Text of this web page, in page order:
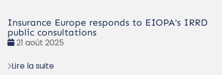
Insurance Europe responds to EIOPA's IRRD
public consultations
Date
21 août 2025
Lire la suite